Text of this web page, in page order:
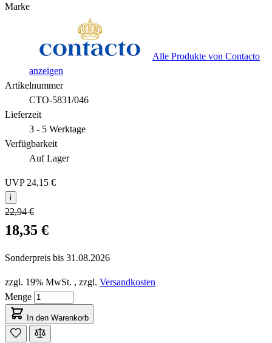
Marke
Alle Produkte von Contacto
anzeigen
Artikelnummer
CTO-5831/046
Lieferzeit
3 - 5 Werktage
Verfügbarkeit
Auf Lager
UVP 24,15 €
i
22,94 €
18,35 €
Sonderpreis bis 31.08.2026
zzgl. 19% MwSt. , zzgl. Versandkosten
Menge
In den Warenkorb